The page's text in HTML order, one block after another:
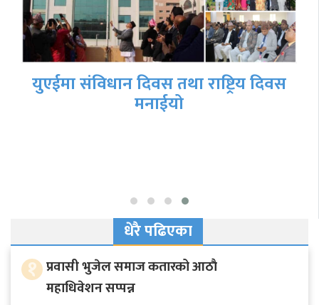
युएईमा संविधान दिवस तथा राष्ट्रिय दिवस
मनाईयो
धेरै पढिएका
१ प्रवासी भुजेल समाज कतारको आठाै
महाधिवेशन सप्पन्न